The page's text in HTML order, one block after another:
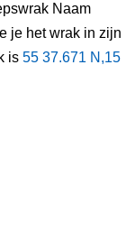
Naam
je het wrak in zijn
is 55 37.671 N,15